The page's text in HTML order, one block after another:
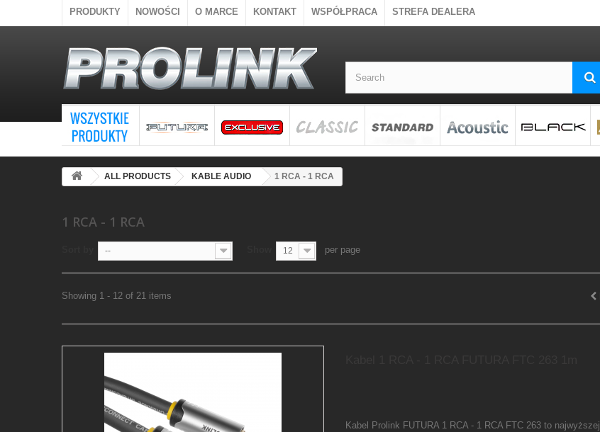
PRODUKTY NOWOŚCI O MARCE KONTAKT WSPÓŁPRACA STREFA DEALERA
ALL PRODUCTS KABLE AUDIO 1 RCA - 1 RCA
1 RCA - 1 RCA
-- 12 per page
Showing 1 - 12 of 21 items
Kabel Prolink FUTURA 1 RCA - 1 RCA FTC 263 to najwyższej